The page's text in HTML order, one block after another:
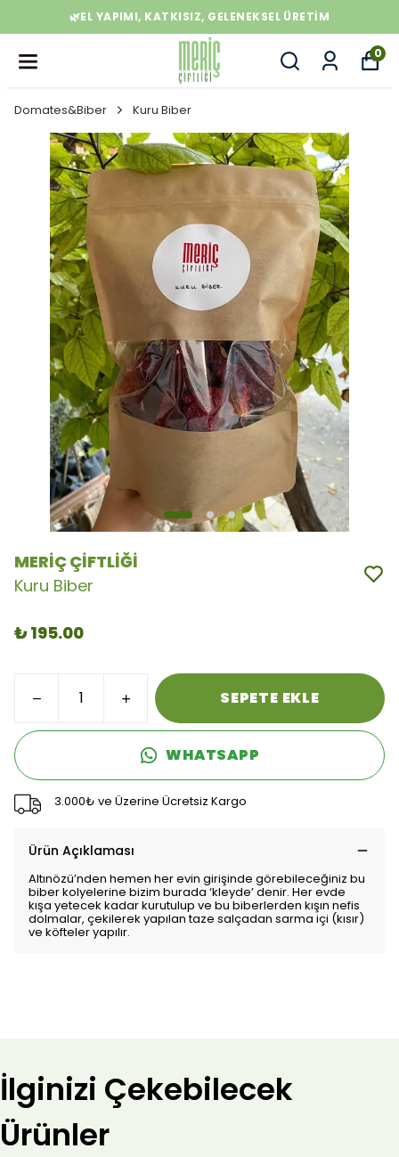
🌿EL YAPIMI, KATKISIZ, GELENEKSEL ÜRETIM
0
Domates&Biber Kuru Biber
MERİÇ ÇİFTLİĞİ
Kuru Biber
₺ 195.00
SEPETE EKLE
WHATSAPP
3.000₺ ve Üzerine Ücretsiz Kargo
Ürün Açıklaması
Altınözü’nden hemen her evin girişinde görebileceğiniz bu
biber kolyelerine bizim burada ‘kleyde’ denir. Her evde
kışa yetecek kadar kurutulup ve bu biberlerden kışın nefis
dolmalar, çekilerek yapılan taze salçadan sarma içi (kısır)
ve köfteler yapılır.
İlginizi Çekebilecek
Ürünler